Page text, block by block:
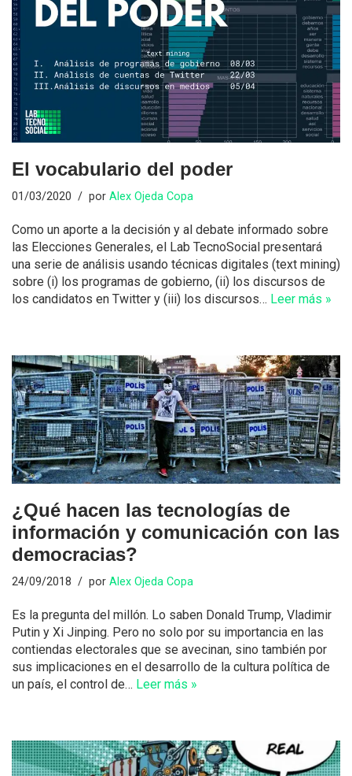
El vocabulario del poder
01/03/2020 por Alex Ojeda Copa
Como un aporte a la decisión y al debate informado sobre
las Elecciones Generales, el Lab TecnoSocial presentará
una serie de análisis usando técnicas digitales (text mining)
sobre (i) los programas de gobierno, (ii) los discursos de
los candidatos en Twitter y (iii) los discursos… Leer más »
¿Qué hacen las tecnologías de
información y comunicación con las
democracias?
24/09/2018 por Alex Ojeda Copa
Es la pregunta del millón. Lo saben Donald Trump, Vladimir
Putin y Xi Jinping. Pero no solo por su importancia en las
contiendas electorales que se avecinan, sino también por
sus implicaciones en el desarrollo de la cultura política de
un país, el control de… Leer más »